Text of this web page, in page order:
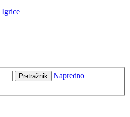
Igrice
Pretražnik
Napredno